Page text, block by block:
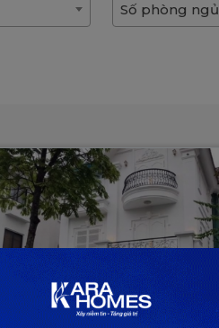
Số phòng ngủ